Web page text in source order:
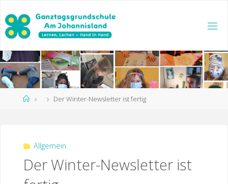
Inhalt
springen
Start Der Winter-Newsletter ist fertig
Allgemein
Der Winter-Newsletter ist